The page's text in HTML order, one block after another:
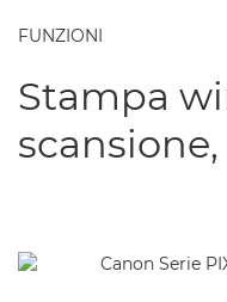
FUNZIONI
Stampa